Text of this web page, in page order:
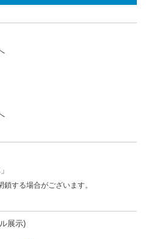
する場合がございます。
展示)